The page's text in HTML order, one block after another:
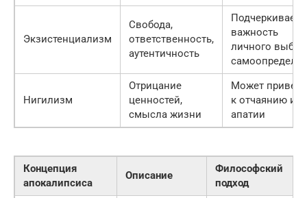
Экзистенциализм
Свобода,
ответственность,
аутентичность
Подчеркивает
важность
личного
Нигилизм
Отрицание
ценностей,
смысла жизни
Может
к отчаянию и
апатии
Концепция
апокалипсиса
Описание
Философский
подход